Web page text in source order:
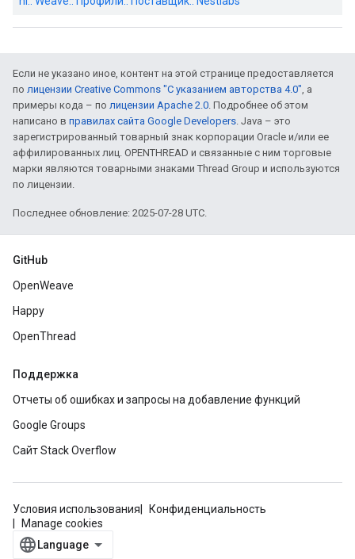
Если не указано иное, контент на этой странице предоставляется
по лицензии Creative Commons "С указанием авторства 4.0", а
примеры кода – по лицензии Apache 2.0. Подробнее об этом
написано в правилах сайта Google Developers. Java – это
зарегистрированный товарный знак корпорации Oracle и/или ее
аффилированных лиц. OPENTHREAD и связанные с ним торговые
марки являются товарными знаками Thread Group и используются
по лицензии.
Последнее обновление: 2025-07-28 UTC.
GitHub
OpenWeave
Happy
OpenThread
Поддержка
Отчеты об ошибках и запросы на добавление функций
Google Groups
Сайт Stack Overflow
Условия использования
Конфиденциальность
Manage cookies